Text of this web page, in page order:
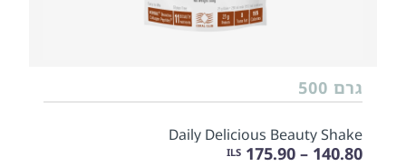
גרם 500
Daily Delicious Beauty Shake
140.80 – 175.90
ILS